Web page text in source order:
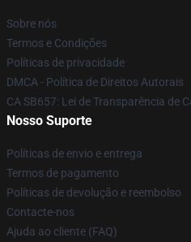
Sobre nós
Termos e Condições
Políticas de privacidade
DMCA - Política de Direitos Autorais
CA SB657: Lei de Transparência de
Nosso Suporte
Políticas de envio e entrega
Termos de pagamento
Políticas de devolução e reembolso
Contacte-nos
Ajuda ao cliente (FAQ)